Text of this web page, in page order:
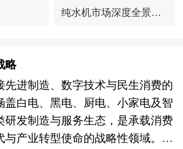
纯水机市场深度全景调
略
先进制造、数字技术与民生消费的
盖白电、黑电、厨电、小家电及智
研发制造与服务生态，是承载消费
与产业转型使命的战略性领域。当